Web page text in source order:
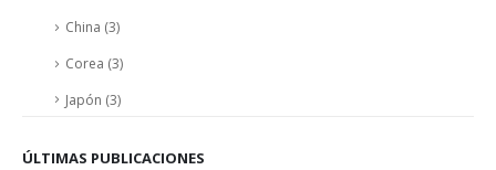
China (3)
Corea (3)
Japón (3)
ÚLTIMAS PUBLICACIONES